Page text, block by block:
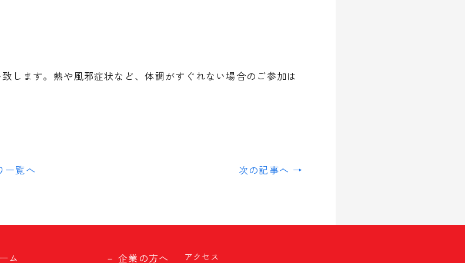
します。熱や風邪症状など、体調がすぐれない場合のご参加は
一覧へ 次の記事へ →
ム 企業の方へ アクセス